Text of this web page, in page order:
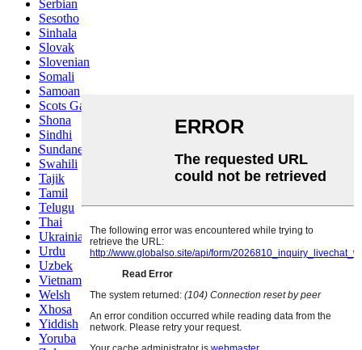
Serbian
Sesotho
Sinhala
Slovak
Slovenian
Somali
Samoan
Scots Gaelic
Shona
Sindhi
Sundanese
Swahili
Tajik
Tamil
Telugu
Thai
Ukrainian
Urdu
Uzbek
Vietnamese
Welsh
Xhosa
Yiddish
Yoruba